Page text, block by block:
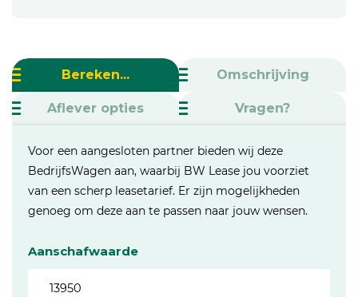
Bereken... Omschrijving
Aflever opties Vragen?
Voor een aangesloten partner bieden wij deze
BedrijfsWagen aan, waarbij BW Lease jou voorziet
van een scherp leasetarief. Er zijn mogelijkheden
genoeg om deze aan te passen naar jouw wensen.
Aanschafwaarde